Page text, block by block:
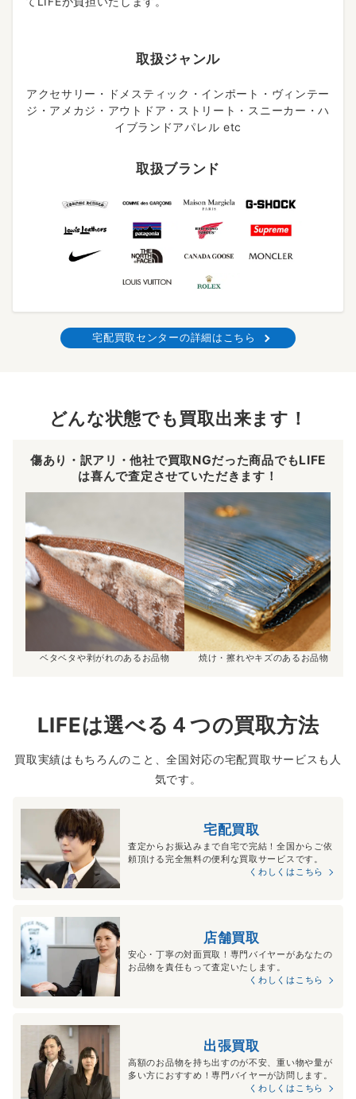
取扱ジャンル
アクセサリー・ドメスティック・インポート・ヴィンテー
ジ・アメカジ・アウトドア・ストリート・スニーカー・ハ
イブランドアパレル etc
取扱ブランド
宅配買取センターの詳細はこちら
どんな状態でも買取出来ます！
傷あり・訳アリ・他社で買取NGだった商品でもLIFE
は喜んで査定させていただきます！
ベタベタや剥がれのあるお品物 焼け・擦れやキズのあるお品物
LIFEは選べる４つの買取方法
買取実績はもちろんのこと、全国対応の宅配買取サービスも人
気です。
宅配買取
査定からお振込みまで自宅で完結！全国からご依
頼頂ける完全無料の便利な買取サービスです。
くわしくはこちら
店舗買取
安心・丁寧の対面買取！専門バイヤーがあなたの
お品物を責任もって査定いたします。
くわしくはこちら
出張買取
高額のお品物を持ち出すのが不安、重い物や量が
多い方におすすめ！専門バイヤーが訪問します。
くわしくはこちら